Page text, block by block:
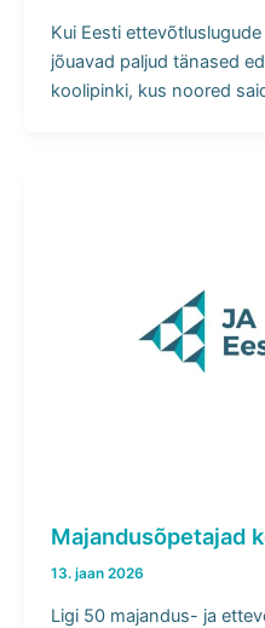
Kui Eesti
jõuavad paljud tänased
koolipinki, kus noored
Majandusõpetajad
13. jaan 2026
Ligi 50 majandus- ja